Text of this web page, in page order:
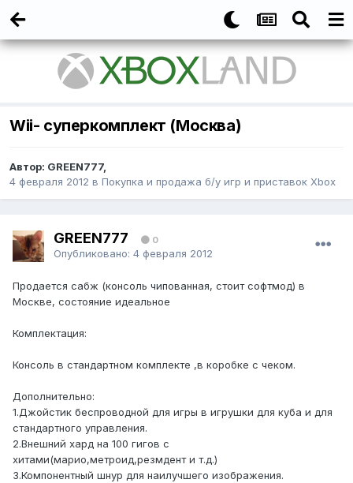
Wii- суперкомплект (Москва)
Автор: GREEN777,
4 февраля 2012 в Покупка и продажа б/у игр и приставок Xbox
GREEN777 0
Опубликовано: 4 февраля 2012
Продается сабж (консоль чипованная, стоит софтмод) в
Москве, состояние идеальное
Комплектация:
Консоль в стандартном комплекте ,в коробке с чеком.
Дополнительно:
1.Джойстик беспроводной для игры в игрушки для куба и для
стандартного управления.
2.Внешний хард на 100 гигов с
хитами(марио,метроид,резмдент и т.д.)
3.Компонентный шнур для наилучшего изображения.